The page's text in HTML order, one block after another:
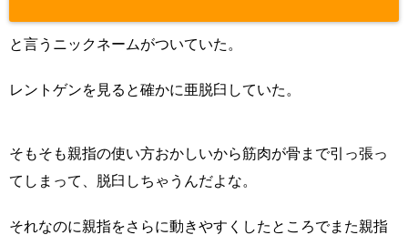
と言うニックネームがついていた。
レントゲンを見ると確かに亜脱臼していた。
そもそも親指の使い方おかしいから筋肉が骨まで引っ張っ
てしまって、脱臼しちゃうんだよな。
それなのに親指をさらに動きやすくしたところでまた親指